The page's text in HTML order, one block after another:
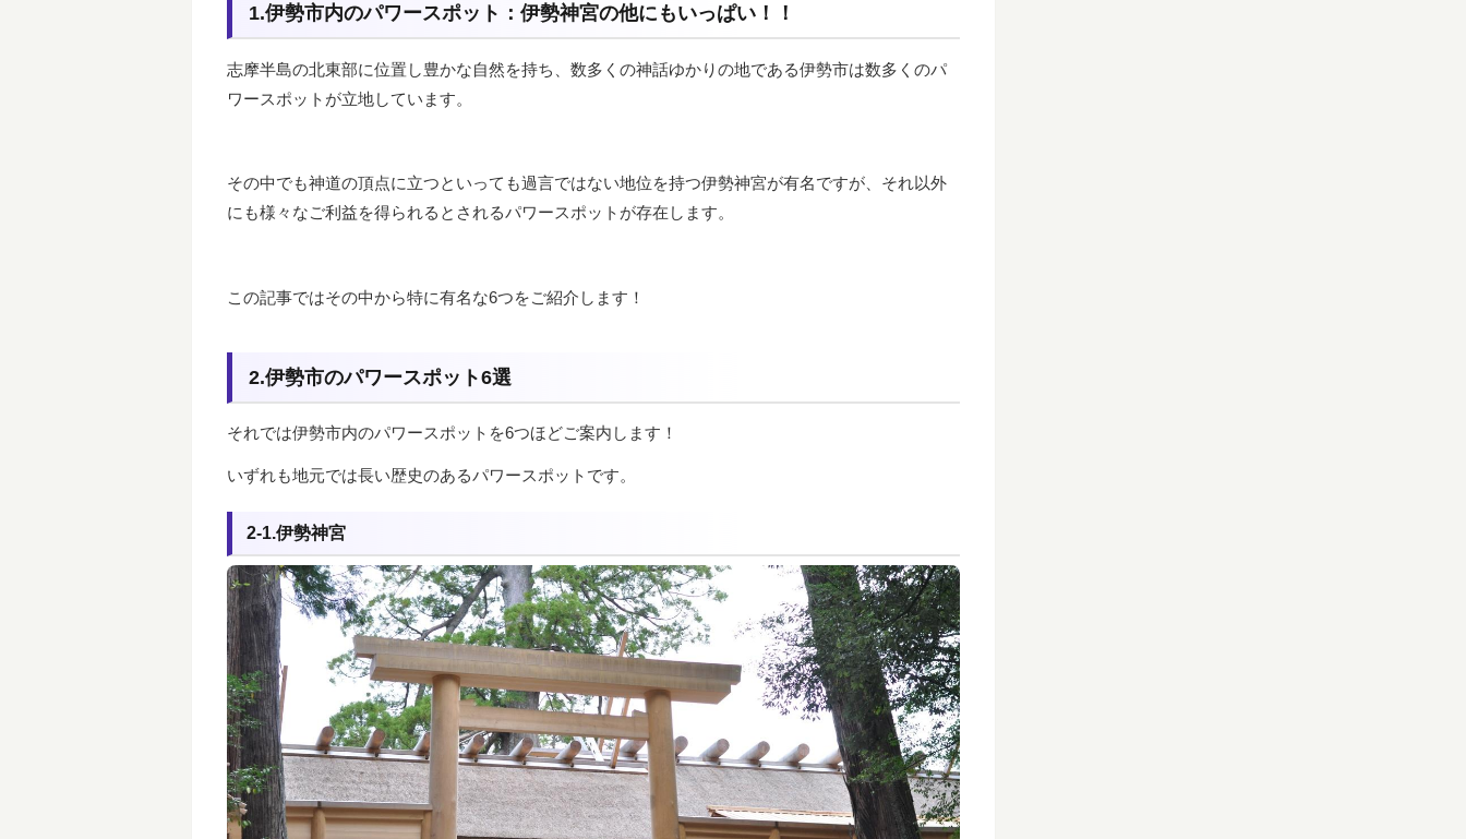
1.伊勢市内のパワースポット：伊勢神宮の他にもいっぱい！！
志摩半島の北東部に位置し豊かな自然を持ち、数多くの神話ゆかりの地である伊勢市は数多くのパ
ワースポットが立地しています。
その中でも神道の頂点に立つといっても過言ではない地位を持つ伊勢神宮が有名ですが、それ以外
にも様々なご利益を得られるとされるパワースポットが存在します。
この記事ではその中から特に有名な6つをご紹介します！
2.伊勢市のパワースポット6選
それでは伊勢市内のパワースポットを6つほどご案内します！
いずれも地元では長い歴史のあるパワースポットです。
2-1.伊勢神宮